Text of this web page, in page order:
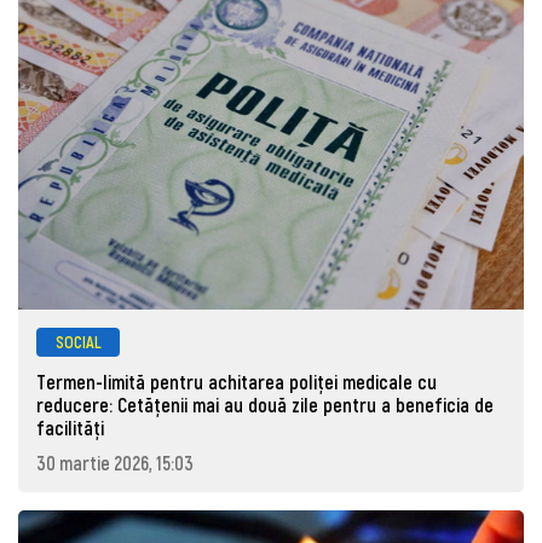
SOCIAL
Termen-limită pentru achitarea poliței medicale cu
reducere: Cetățenii mai au două zile pentru a beneficia de
facilități
30 martie 2026, 15:03